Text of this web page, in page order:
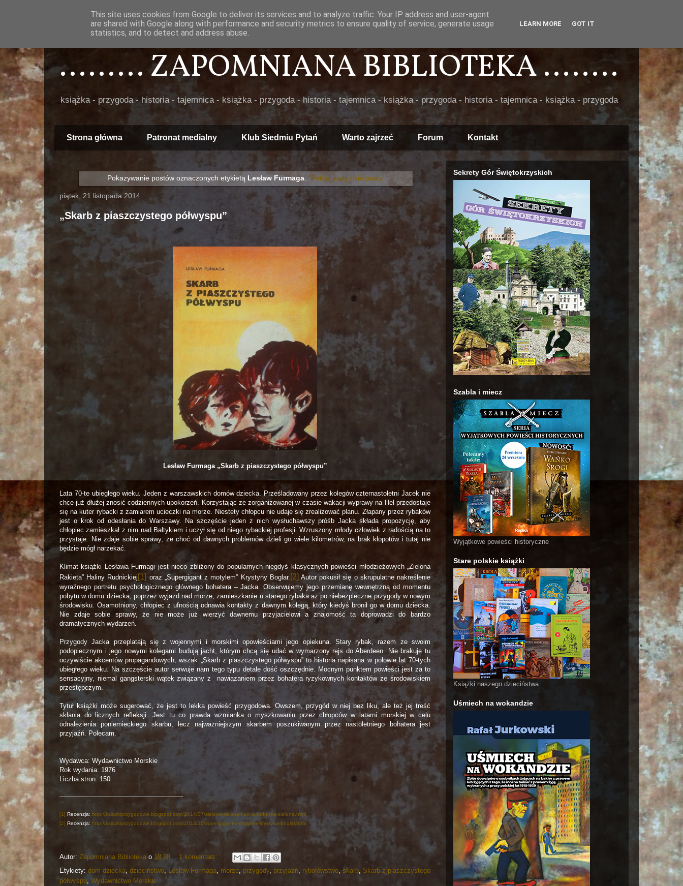
......... ZAPOMNIANA BIBLIOTEKA ........
książka - przygoda - historia - tajemnica - książka - przygoda - historia - tajemnica - książka - przygoda - historia - tajemnica - książka - przygoda
Strona główna Patronat medialny Klub Siedmiu Pytań Warto zajrzeć Forum Kontakt
Pokazywanie postów oznaczonych etykietą Lesław Furmaga. Pokaż wszystkie posty
piątek, 21 listopada 2014
„Skarb z piaszczystego półwyspu”
Lesław Furmaga „Skarb z piaszczystego półwyspu”
Lata 70-te ubiegłego wieku. Jeden z warszawskich domów dziecka. Prześladowany przez kolegów czternastoletni Jacek nie
chce już dłużej znosić codziennych upokorzeń. Korzystając ze zorganizowanej w czasie wakacji wyprawy na Hel przedostaje
się na kuter rybacki z zamiarem ucieczki na morze. Niestety chłopcu nie udaje się zrealizować planu. Złapany przez rybaków
jest o krok od odesłania do Warszawy. Na szczęście jeden z nich wysłuchawszy próśb Jacka składa propozycję, aby
chłopiec zamieszkał z nim nad Bałtykiem i uczył się od niego rybackiej profesji. Wzruszony młody człowiek z radością na to
przystaje. Nie zdaje sobie sprawy, że choć od dawnych problemów dzieli go wiele kilometrów, na brak kłopotów i tutaj nie
będzie mógł narzekać.
Klimat książki Lesława Furmagi jest nieco zbliżony do popularnych niegdyś klasycznych powieści młodzieżowych „Zielona
Rakieta” Haliny Rudnickiej [1] oraz „Supergigant z motylem” Krystyny Boglar. [2] Autor pokusił się o skrupulatne nakreślenie
wyraźnego portretu psychologicznego głównego bohatera – Jacka. Obserwujemy jego przemianę wewnętrzną od momentu
pobytu w domu dziecka, poprzez wyjazd nad morze, zamieszkanie u starego rybaka aż po niebezpieczne przygody w nowym
środowisku. Osamotniony, chłopiec z ufnością odnawia kontakty z dawnym kolegą, który kiedyś bronił go w domu dziecka.
Nie zdaje sobie sprawy, że nie może już wierzyć dawnemu przyjacielowi a znajomość ta doprowadzi do bardzo
dramatycznych wydarzeń.
Przygody Jacka przeplatają się z wojennymi i morskimi opowieściami jego opiekuna. Stary rybak, razem ze swoim
podopiecznym i jego nowymi kolegami budują jacht, którym chcą się udać w wymarzony rejs do Aberdeen. Nie brakuje tu
oczywiście akcentów propagandowych, wszak „Skarb z piaszczystego półwyspu” to historia napisana w połowie lat 70-tych
ubiegłego wieku. Na szczęście autor serwuje nam tego typu detale dość oszczędnie. Mocnym punktem powieści jest za to
sensacyjny, niemal gangsterski wątek związany z nawiązaniem przez bohatera ryzykownych kontaktów ze środowiskiem
przestępczym.
Tytuł książki może sugerować, że jest to lekka powieść przygodowa. Owszem, przygód w niej bez liku, ale też jej treść
skłania do licznych refleksji. Jest tu co prawda wzmianka o myszkowaniu przez chłopców w latarni morskiej w celu
odnalezienia poniemieckiego skarbu, lecz najważniejszym skarbem poszukiwanym przez nastoletniego bohatera jest
przyjaźń. Polecam.
Wydawca: Wydawnictwo Morskie
Rok wydania: 1976
Liczba stron: 150
[1] Recenzja: http://ksiazkiprzygodowe.blogspot.com/2014/07/zielona-rakieta-halina-rudnicka-zielona.html
[2] Recenzja: http://ksiazkiprzygodowe.blogspot.com/2013/10/supergigant-z-motylem-krystyna-boglar.html
Autor: Zapomniana Biblioteka o 18:38
1 komentarz:
Etykiety: dom dziecka dzieciństwo Lesław Furmaga morze przygody przyjaźń rybołówstwo skarb Skarb z piaszczystego
półwyspu Wydawnictwo Morskie
Sekrety Gór Świętokrzyskich
Szabla i miecz
Wyjątkowe powieści historyczne
Stare polskie książki
Książki naszego dzieciństwa
Uśmiech na wokandzie
This site uses cookies from Google to deliver its services and to analyze traffic. Your IP address and user-agent
are shared with Google along with performance and security metrics to ensure quality of service, generate usage
statistics, and to detect and address abuse.
LEARN MORE GOT IT